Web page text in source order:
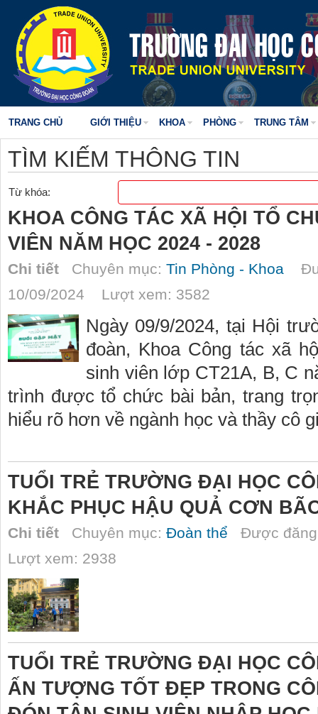
TRANG CHỦ GIỚI THIỆU KHOA PHÒNG TRUNG TÂM
TÌM KIẾM THÔNG TIN
Từ khóa:
KHOA CÔNG TÁC XÃ HỘI TỔ
VIÊN NĂM HỌC 2024 - 2028
Chi tiết Chuyên mục: Tin Phòng - Khoa
10/09/2024 Lượt xem: 3582
Ngày 09/9/2024, tại Hội
đoàn, Khoa Công tác xã
sinh viên lớp CT21A, B, C
trình được tổ chức bài bản, trang
hiểu rõ hơn về ngành học và thầy cô
TUỔI TRẺ TRƯỜNG ĐẠI HỌC
KHẮC PHỤC HẬU QUẢ CƠN
Chi tiết Chuyên mục: Đoàn thể Được
Lượt xem: 2938
TUỔI TRẺ TRƯỜNG ĐẠI HỌC
ẤN TƯỢNG TỐT ĐẸP TRONG